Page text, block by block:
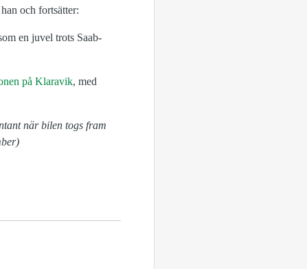
och fortsätter:
en juvel trots Saab-
på Klaravik, med
när bilen togs fram